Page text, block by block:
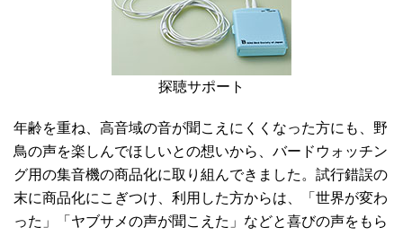
探聴サポート
年齢を重ね、高音域の音が聞こえにくくなった方にも、野
鳥の声を楽しんでほしいとの想いから、バードウォッチン
グ用の集音機の商品化に取り組んできました。試行錯誤の
末に商品化にこぎつけ、利用した方からは、「世界が変わ
った」「ヤブサメの声が聞こえた」などと喜びの声をもら